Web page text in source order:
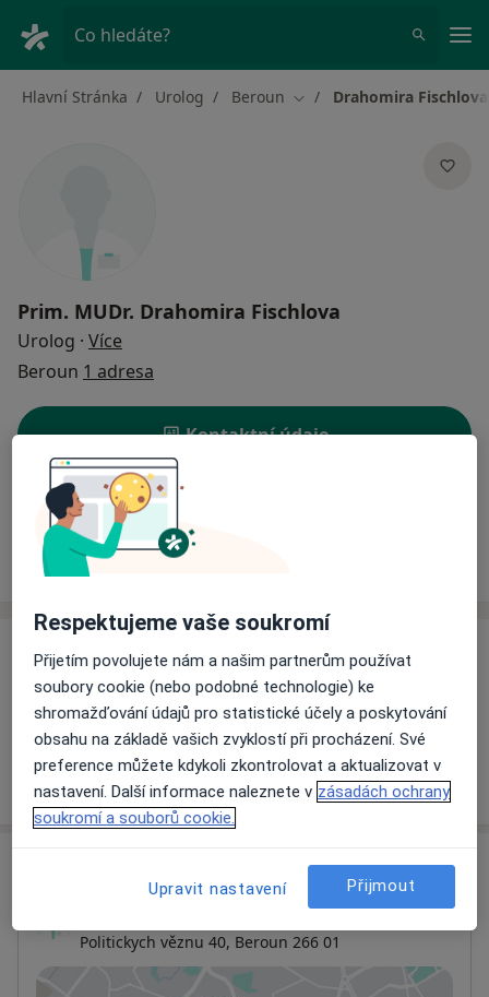
Co hledáte?
Hlavní Stránka Urolog Beroun Změna města
Drahomira Fischlova
Prim. MUDr. Drahomira Fischlova
Urolog · Více
Beroun 1 adresa
Kontaktní údaje
Rezervovat termín
Ceník
Ceník
Informace o službách a cenách nejsou k dispozici
Tento specialista ještě nepřidával žádné informace o
svých službách.
Politickych věznu 40, Beroun 266 01
Respektujeme vaše soukromí
Přijetím povolujete nám a našim partnerům používat
soubory cookie (nebo podobné technologie) ke
shromažďování údajů pro statistické účely a poskytování
obsahu na základě vašich zvyklostí při procházení. Své
preference můžete kdykoli zkontrolovat a aktualizovat v
nastavení. Další informace naleznete v zásadách ochrany
soukromí a souborů cookie.
Upravit nastavení Přijmout